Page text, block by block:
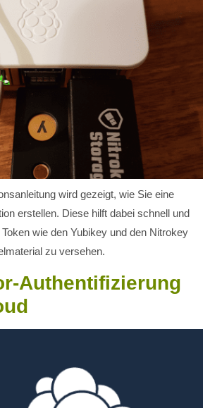
wird gezeigt, wie Sie eine
erstellen. Diese hilft dabei schnell und
wie den Yubikey und den Nitrokey
zu versehen.
Authentifizierung